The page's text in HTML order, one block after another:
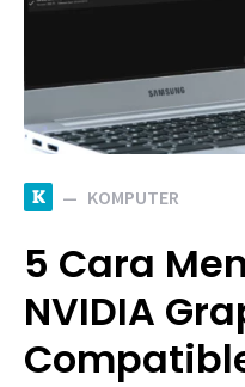
K KOMPUTER
5 Cara
NVIDIA